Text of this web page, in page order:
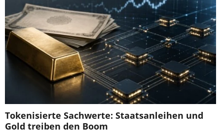
Tokenisierte Sachwerte: Staatsanleihen und
Gold treiben den Boom